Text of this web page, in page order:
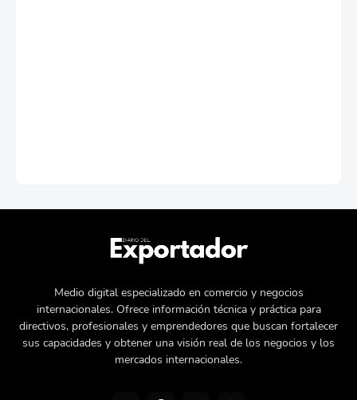
Medio digital especializado en comercio y negocios
internacionales. Ofrece información técnica y práctica para
directivos, profesionales y emprendedores que buscan fortalecer
sus capacidades y obtener una visión real de los negocios y los
mercados internacionales.